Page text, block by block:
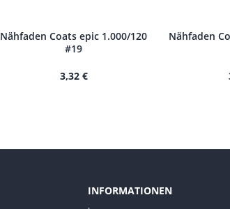
Nähfaden Coats epic 1.000/120
#19
3,32 €
Nähfaden
INFORMATIONEN